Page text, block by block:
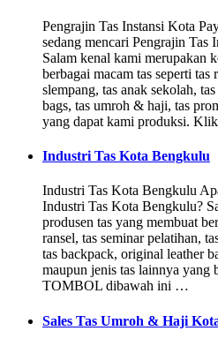
Pengrajin Tas Instansi Kota
sedang mencari Pengrajin Tas
Salam kenal kami merupakan
berbagai macam tas seperti tas
slempang, tas anak sekolah,
bags, tas umroh & haji, tas
yang dapat kami produksi.
Industri Tas Kota Bengkulu
Industri Tas Kota Bengkulu
Industri Tas Kota Bengkulu?
produsen tas yang membuat
ransel, tas seminar pelatihan,
tas backpack, original leather
maupun jenis tas lainnya
TOMBOL dibawah ini …
Sales Tas Umroh & Haji